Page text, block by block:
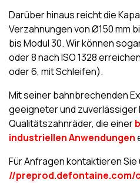
Darüber hinaus reicht die
Verzahnungen von Ø150 mm
bis Modul 30. Wir können
oder 8 nach ISO 1328
oder 6, mit Schleifen).
Mit seiner bahnbrechenden
geeigneter und zuverlässiger
Qualitätszahnräder, die einer
industriellen Anwendungen
Für Anfragen kontaktieren
//